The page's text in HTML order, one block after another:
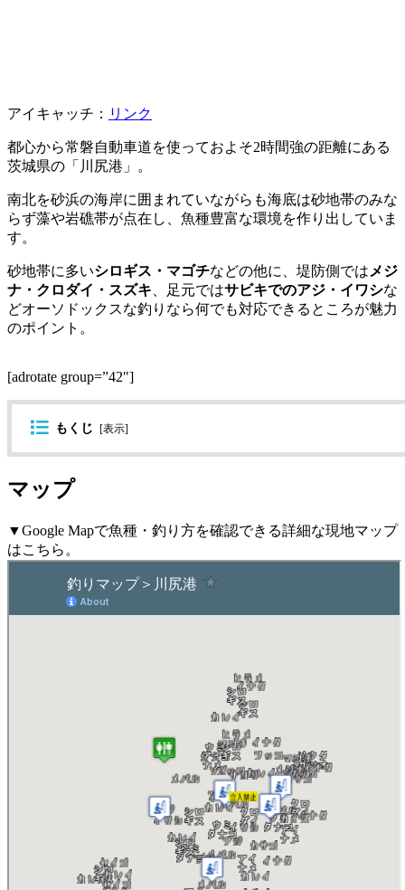
アイキャッチ： リンク
都心から常磐自動車道を使っておよそ2時間強の距離にある
茨城県の「川尻港」。
南北を砂浜の海岸に囲まれていながらも海底は砂地帯のみな
らず藻や岩礁帯が点在し、魚種豊富な環境を作り出していま
す。
砂地帯に多いシロギス・マゴチなどの他に、堤防側では メジ
ナ・クロダイ・スズキ 、足元ではサビキでのアジ・イワシな
どオーソドックスな釣りなら何でも対応できるところが魅力
のポイント。
[adrotate group=”42″]
もくじ [表示]
マップ
▼Google Mapで魚種・釣り方を確認できる詳細な現地マップ
はこちら。